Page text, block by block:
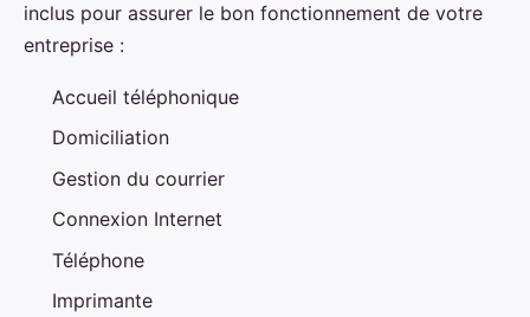
inclus pour assurer le bon fonctionnement de votre
entreprise :
Accueil téléphonique
Domiciliation
Gestion du courrier
Connexion Internet
Téléphone
Imprimante